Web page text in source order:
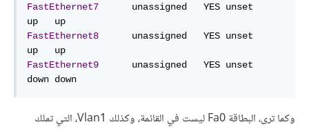
FastEthernet7
      unassigned   YES unset
FastEthernet8
      unassigned   YES unset
FastEthernet9
      unassigned   YES unset
down down
وكما ترى، البطاقة Fa0 ليست في القائمة، وكذلك Vlan1، التي تملك